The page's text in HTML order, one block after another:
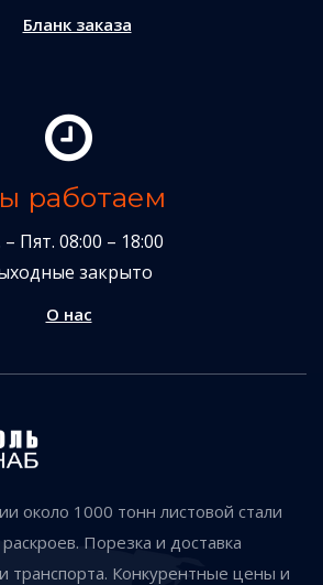
Бланк заказа
работаем
Пят. 08:00 – 18:00
закрыто
О нас
около 1000 тонн листовой стали
Порезка и доставка
транспорта. Конкурентные цены и